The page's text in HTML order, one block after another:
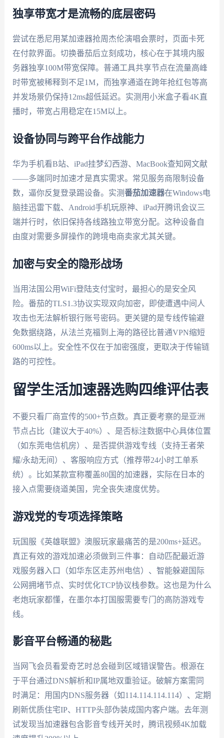
独享带宽才是流畅的底层密码
尝试在悉尼用某加速器抢周杰伦演唱会票时，页面卡死
在付款界面。切换番茄后立刻成功，核心在于其境内服
务器独享100M带宽保障。普通工具共享节点在流量高峰
时带宽被稀释到不足1M，而独享通道在跨年抢红包等高
并发场景仍保持12ms超低延迟。实测用小米盒子看4K直
播时，带宽占用稳定在15M以上。
设备协同与跨平台作战能力
华为手机看B站、iPad挂梦幻西游、MacBook查知网文献
——多端同时加速才是真实需求。常见服务商限制设备
数，逼你反复登录踢设备。实测番茄加速器在Windows电
脑挂迅雷下载、Android手机玩原神、iPad开腾讯会议三
端并行时，依旧保持各线路独立带宽分配。这种设备自
由度对需要多屏操作的跨境电商卖家尤其关键。
加密与安全的隐形战场
当用法国公用WiFi登陆支付宝时，最担心的是安全风
险。番茄的TLS1.3协议实现双向加密，即使遭遇中间人
攻击也无法解析银行账号密码。更关键的是专线传输避
免数据绕路，从法兰克福到上海的路径比普通VPN缩短
600ms以上。安全性不仅在于加密强度，更取决于传输链
路的可控性。
留学生活加速器选购四维评估表
不要只看厂商宣传的500+节点数。真正要考察的是亚洲
节点占比（建议大于40%）、是否标注数据中心具体位置
（如东莞电信机房）、是否提供游戏专线（支持王者荣
耀/永劫无间）、客服响应方式（推荐带24小时工单系
统）。比如某款宣称覆盖80国的加速器，实际在日本的
接入点需要绕道美国，完全丧失速度优势。
游戏党的专项选择策略
玩国服《英雄联盟》澳服玩家最痛苦的是200ms+延迟。
真正有效的游戏加速必须做到三件事：自动匹配最近游
戏服务器入口（如华东区走苏州电信）、智能躲避国际
公网拥堵节点、实时优化TCP协议栈参数。这也是为什么
老炮玩家都懂，在墨尔本打国服需要专门的高防游戏专
线。
影音平台畅通的秘匙
当网飞会员看爱奇艺时总会碰到区域错误警告。根源在
于平台通过DNS解析和IP属地双重验证。破解方案需同
时满足：用国内DNS服务器（如114.114.114.114）、定期
刷新优质住宅IP、HTTP头部伪装成国内客户端。去年测
试发现当加速器包含影音专线开关时，腾讯视频4K加载